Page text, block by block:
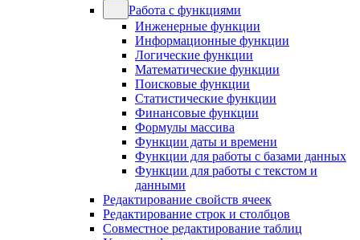
Работа с функциями
Инженерные функции
Информационные функции
Логические функции
Математические функции
Поисковые функции
Статистические функции
Финансовые функции
Формулы массива
Функции даты и времени
Функции для работы с базами данных
Функции для работы с текстом и
данными
Редактирование свойств ячеек
Редактирование строк и столбцов
Совместное редактирование таблиц